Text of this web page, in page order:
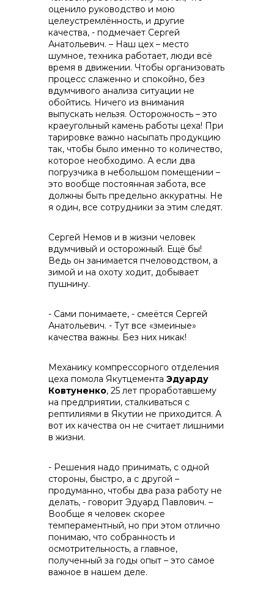
оценило руководство и мою
целеустремлённость, и другие
качества, - подмечает Сергей
Анатольевич. – Наш цех – место
шумное, техника работает, люди всё
время в движении. Чтобы организовать
процесс слаженно и спокойно, без
вдумчивого анализа ситуации не
обойтись. Ничего из внимания
выпускать нельзя. Осторожность – это
краеугольный камень работы цеха! При
тарировке важно насыпать продукцию
так, чтобы было именно то количество,
которое необходимо. А если два
погрузчика в небольшом помещении –
это вообще постоянная забота, все
должны быть предельно аккуратны. Не
я один, все сотрудники за этим следят.
Сергей Немов и в жизни человек
вдумчивый и осторожный. Ещё бы!
Ведь он занимается пчеловодством, а
зимой и на охоту ходит, добывает
пушнину.
- Сами понимаете, - смеётся Сергей
Анатольевич. - Тут все «змеиные»
качества важны. Без них никак!
Механику компрессорного отделения
цеха помола Якутцемента Эдуарду
Ковтуненко, 25 лет проработавшему
на предприятии, сталкиваться с
рептилиями в Якутии не приходится. А
вот их качества он не считает лишними
в жизни.
- Решения надо принимать, с одной
стороны, быстро, а с другой –
продуманно, чтобы два раза работу не
делать, - говорит Эдуард Павлович. –
Вообще я человек скорее
темпераментный, но при этом отлично
понимаю, что собранность и
осмотрительность, а главное,
полученный за годы опыт – это самое
важное в нашем деле.